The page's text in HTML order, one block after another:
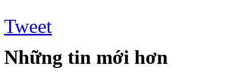
Tweet
Những tin mới hơn